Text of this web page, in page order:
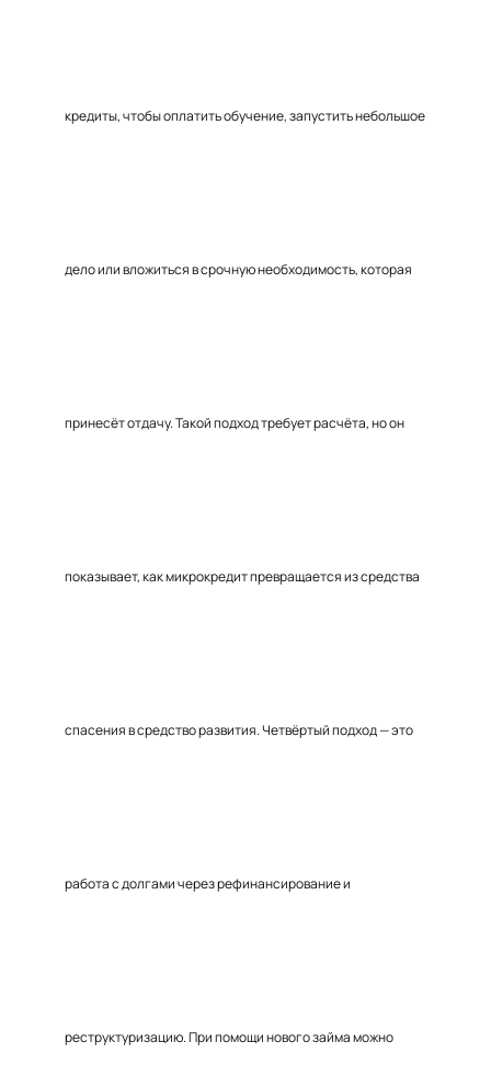
кредиты, чтобы оплатить обучение, запустить небольшое
дело или вложиться в срочную необходимость, которая
принесёт отдачу. Такой подход требует расчёта, но он
показывает, как микрокредит превращается из средства
спасения в средство развития. Четвёртый подход — это
работа с долгами через рефинансирование и
реструктуризацию. При помощи нового займа можно